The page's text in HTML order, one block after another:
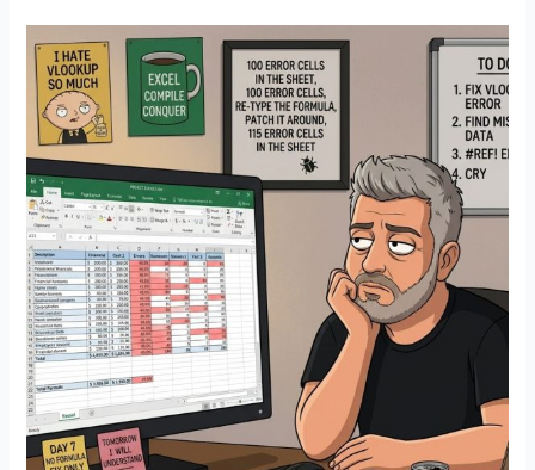
האם
AI
הופך
אותנו
למקצועיים
יותר,
או
לנו